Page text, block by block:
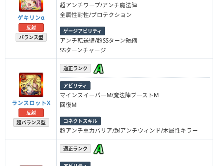
ゲキリンα
反射
バランス型
超アンチワープ/アンチ魔法陣
全属性耐性/プロテクション
ゲージアビリティ
アンチ転送壁/超SSターン短縮
SSターンチャージ
ランスロットX
反射
超バランス型
適正ランク
アビリティ
マインスイーパーM/魔法陣ブーストM
回復M
コネクトスキル
超アンチ重力バリア/超アンチウィンド/木属性キラー
適正ランク